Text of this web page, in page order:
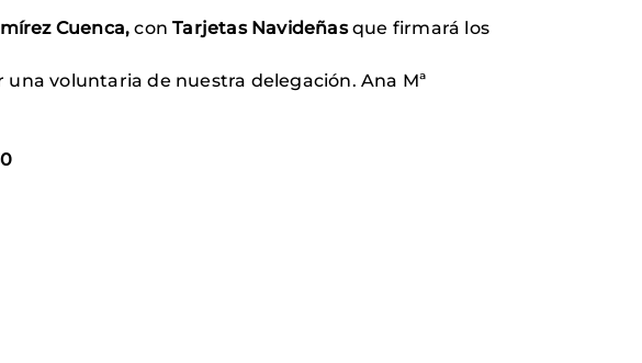
Cuenca,conTarjetas Navideñasque firmará los
una voluntaria de nuestra delegación. Ana Mª